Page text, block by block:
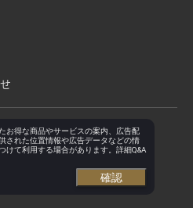
お得な商品やサービスの案内、広告配
された位置情報や広告データなどの情
けて利用する場合があります。詳細Q&A
確認